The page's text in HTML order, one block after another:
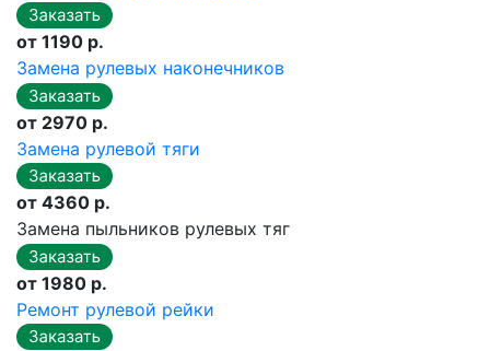
от 1190 р.
Замена рулевых наконечников
от 2970 р.
Замена рулевой тяги
от 4360 р.
Замена пыльников рулевых тяг
от 1980 р.
Ремонт рулевой рейки